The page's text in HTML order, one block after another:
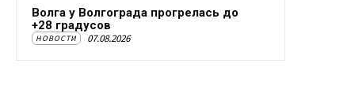
Волга у Волгограда прогрелась до
+28 градусов
НОВОСТИ 07.08.2026